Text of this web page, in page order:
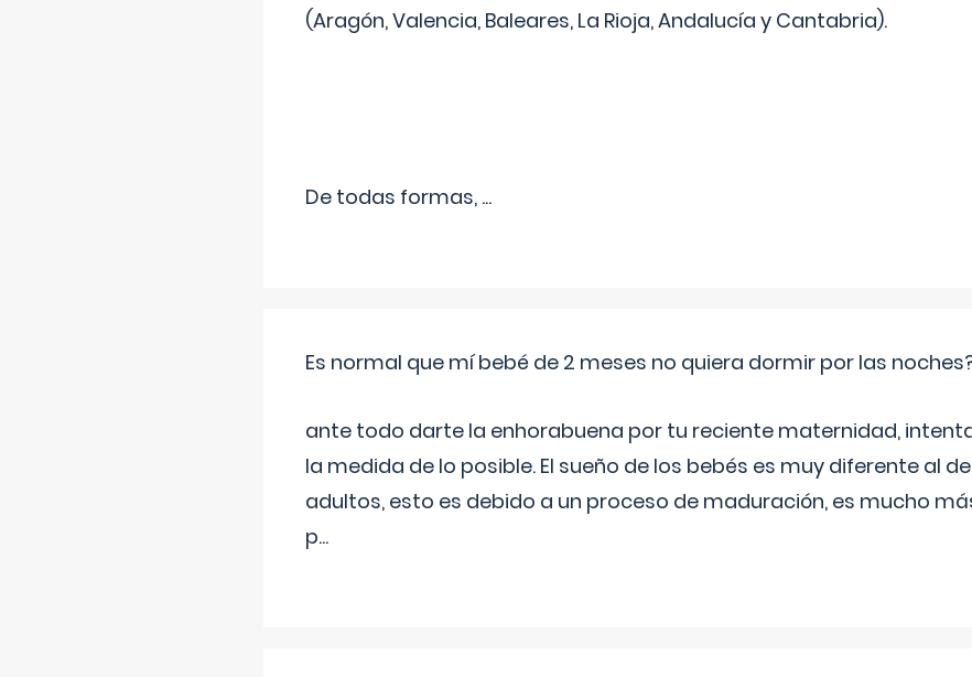
(Aragón, Valencia, Baleares, La Rioja, Andalucía y Cantabria).
De todas formas, ...
Es normal que mí bebé de 2 meses no quiera dormir por las
ante todo darte la enhorabuena por tu reciente maternidad,
la medida de lo posible. El sueño de los bebés es muy diferente al
adultos, esto es debido a un proceso de maduración, es mucho
p...